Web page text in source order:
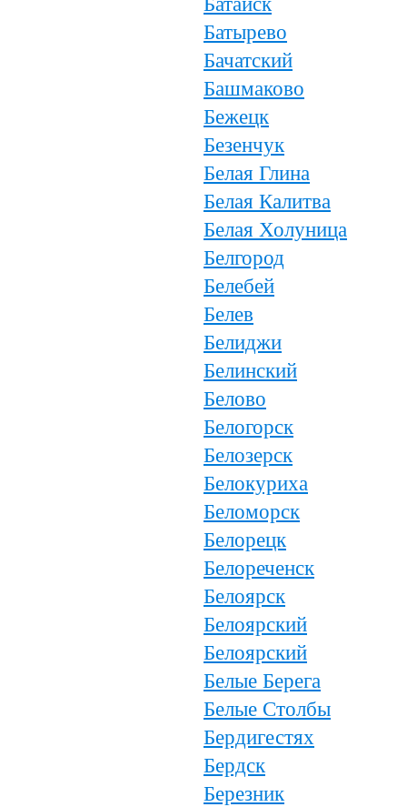
Батырево
Бачатский
Башмаково
Бежецк
Безенчук
Белая Глина
Белая Калитва
Белая Холуница
Белгород
Белебей
Белев
Белиджи
Белинский
Белово
Белогорск
Белозерск
Белокуриха
Беломорск
Белорецк
Белореченск
Белоярск
Белоярский
Белоярский
Белые Берега
Белые Столбы
Бердигестях
Бердск
Березник